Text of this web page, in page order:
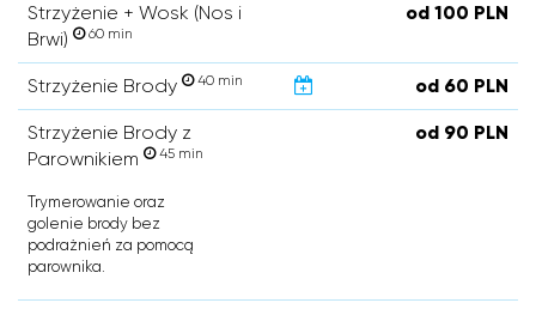
Strzyżenie + Wosk (Nos i
Brwi)
60 min
od 100 PLN
Strzyżenie Brody 40 min od 60 PLN
Strzyżenie Brody z
Parownikiem
45 min
od 90 PLN
Trymerowanie oraz
golenie brody bez
podrażnień za pomocą
parownika.